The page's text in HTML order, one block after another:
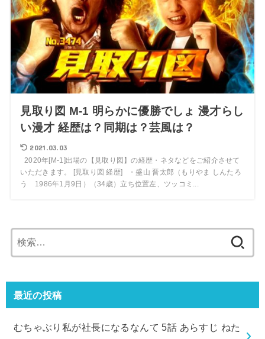
見取り図 M-1 明らかに優勝でしょ 漫才らし
い漫才 経歴は？同期は？芸風は？
2021.03.03
2020年[M-1]出場の【見取り図】の経歴・ネタなどをご紹介させて
いただきます。 [見取り図 経歴] ・盛山 晋太郎（もりやま しんたろ
う 1986年1月9日）（34歳）立ち位置左、ツッコミ...
索:
最近の投稿
むちゃぶり私が社長になるなんて 5話 あらすじ ねた